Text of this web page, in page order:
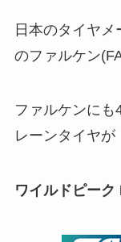
日本のタイヤ
のファルケン
ファルケンに
レーンタイヤが
ワイルドピーク